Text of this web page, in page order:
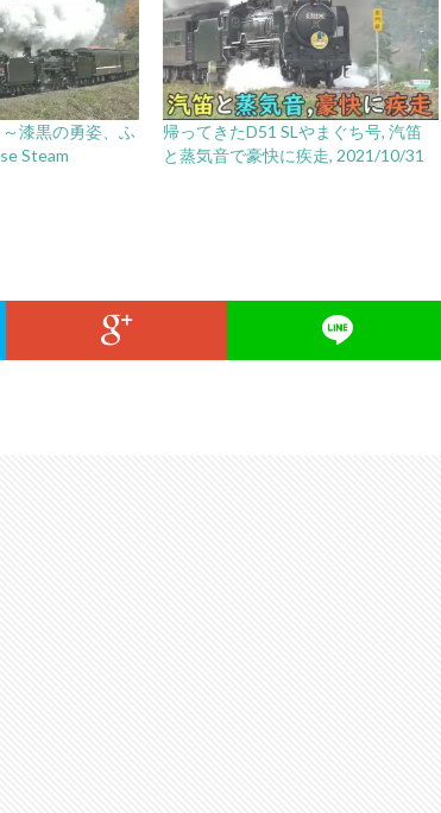
漆黒の勇姿、ふ
Steam
帰ってきたD51 SLやまぐち号, 汽笛
と蒸気音で豪快に疾走, 2021/10/31